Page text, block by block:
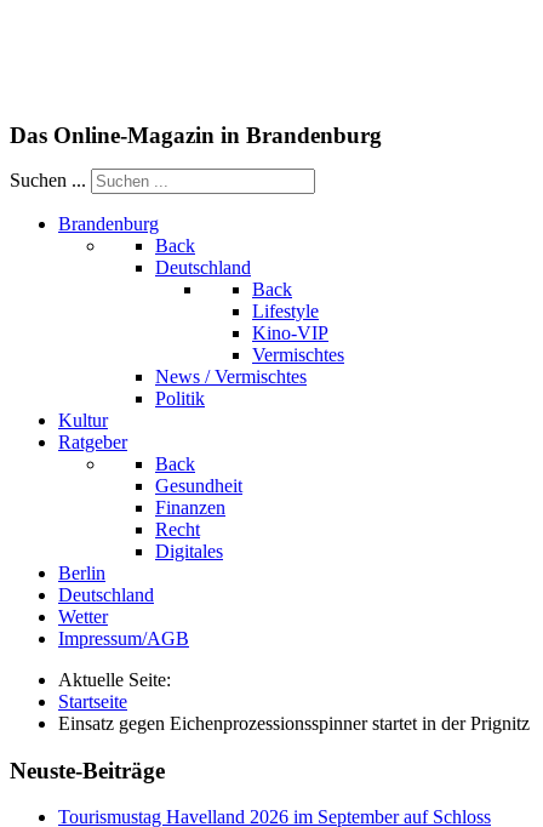
Das Online-Magazin in Brandenburg
Suchen ...
Brandenburg
Back
Deutschland
Back
Lifestyle
Kino-VIP
Vermischtes
News / Vermischtes
Politik
Kultur
Ratgeber
Back
Gesundheit
Finanzen
Recht
Digitales
Berlin
Deutschland
Wetter
Impressum/AGB
Aktuelle Seite:
Startseite
Einsatz gegen Eichenprozessionsspinner startet in der Prignitz
Neuste-Beiträge
Tourismustag Havelland 2026 im September auf Schloss